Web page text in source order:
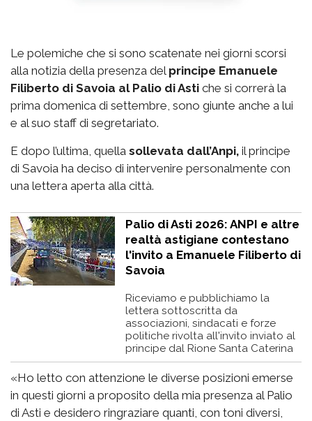
Le polemiche che si sono scatenate nei giorni scorsi
alla notizia della presenza del principe Emanuele
Filiberto di Savoia al Palio di Asti che si correrà la
prima domenica di settembre, sono giunte anche a lui
e al suo staff di segretariato.
E dopo l’ultima, quella sollevata dall’Anpi, il principe
di Savoia ha deciso di intervenire personalmente con
una lettera aperta alla città.
Palio di Asti 2026: ANPI e altre
realtà astigiane contestano
l'invito a Emanuele Filiberto di
Savoia
Riceviamo e pubblichiamo la
lettera sottoscritta da
associazioni, sindacati e forze
politiche rivolta all'invito inviato al
principe dal Rione Santa Caterina
«Ho letto con attenzione le diverse posizioni emerse
in questi giorni a proposito della mia presenza al Palio
di Asti e desidero ringraziare quanti, con toni diversi,